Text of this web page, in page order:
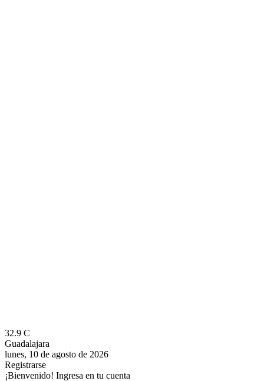
32.9 C
Guadalajara
lunes, 10 de agosto de 2026
Registrarse
¡Bienvenido! Ingresa en tu cuenta